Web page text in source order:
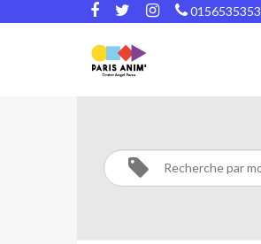
0156535353
ARTS
DU